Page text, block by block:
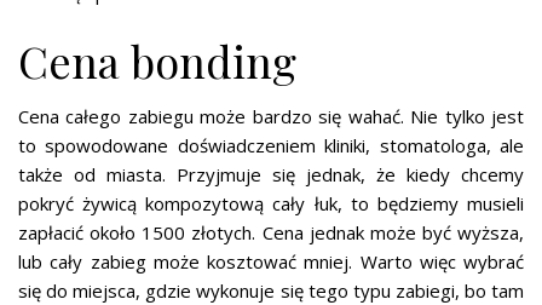
Cena bonding
Cena całego zabiegu może bardzo się wahać. Nie tylko jest
to spowodowane doświadczeniem kliniki, stomatologa, ale
także od miasta. Przyjmuje się jednak, że kiedy chcemy
pokryć żywicą kompozytową cały łuk, to będziemy musieli
zapłacić około 1500 złotych. Cena jednak może być wyższa,
lub cały zabieg może kosztować mniej. Warto więc wybrać
się do miejsca, gdzie wykonuje się tego typu zabiegi, bo tam